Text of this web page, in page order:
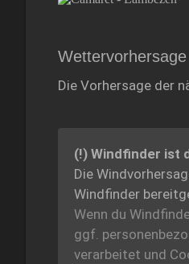
Wettervorhersage
Die Vorhersage der
(!) Windfinder ist
Die
Windfinder
Wenn du
ggf.
verarbeitet und